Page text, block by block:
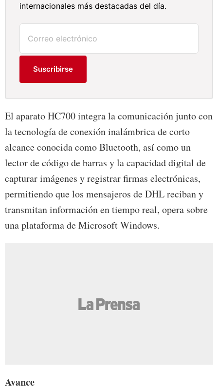
internacionales más destacadas del día.
Suscribirse
El aparato HC700 integra la comunicación junto con
la tecnología de conexión inalámbrica de corto
alcance conocida como Bluetooth, así como un
lector de código de barras y la capacidad digital de
capturar imágenes y registrar firmas electrónicas,
permitiendo que los mensajeros de DHL reciban y
transmitan información en tiempo real, opera sobre
una plataforma de Microsoft Windows.
Avance